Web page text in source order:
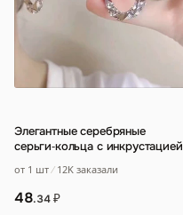
Элегантные серебряные
серьги‑кольца с инкрустацией
от 1 шт 12K заказали
48.34₽